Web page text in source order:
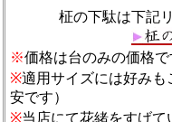
柾の下駄は下記
※価格は台のみの価格で
※適用サイズには好みも
安です）
※当店にて花緒をすげ